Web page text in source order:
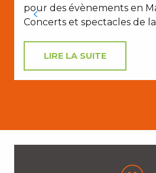
pour des évènements en
Concerts et spectacles de la
LIRE LA SUITE